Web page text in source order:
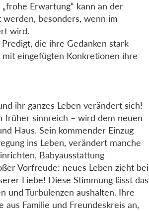
Erwartung“ kann an der
besonders, wenn im
wird.
die ihre Gedanken stark
eingefügten Konkretionen ihre
ihr ganzes Leben verändert sich!
früher sinnreich – wird dem neuen
Haus. Sein kommender Einzug
ins Leben, verändert manche
Babyausstattung
Vorfreude: neues Leben zieht bei
Liebe! Diese Stimmung lässt das
und Turbulenzen aushalten. Ihre
Familie und Freundeskreis an,